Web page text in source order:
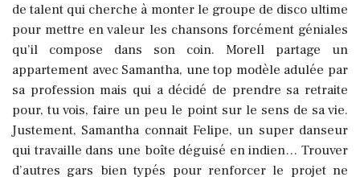
de talent qui cherche à monter le groupe de disco ultime
pour mettre en valeur les chansons forcément géniales
qu’il compose dans son coin. Morell partage un
appartement avec Samantha, une top modèle adulée par
sa profession mais qui a décidé de prendre sa retraite
pour, tu vois, faire un peu le point sur le sens de sa vie.
Justement, Samantha connait Felipe, un super danseur
qui travaille dans une boîte déguisé en indien… Trouver
d’autres gars bien typés pour renforcer le projet ne